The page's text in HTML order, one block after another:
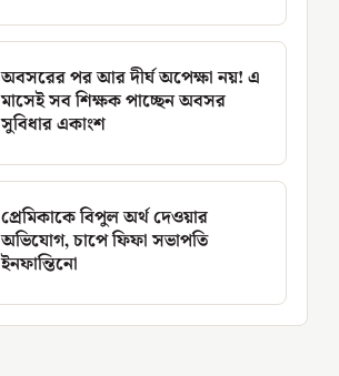
অবসরের পর আর দীর্ঘ অপেক্ষা নয়! এ
মাসেই সব শিক্ষক পাচ্ছেন অবসর
সুবিধার একাংশ
প্রেমিকাকে বিপুল অর্থ দেওয়ার
অভিযোগ, চাপে ফিফা সভাপতি
ইনফান্তিনো